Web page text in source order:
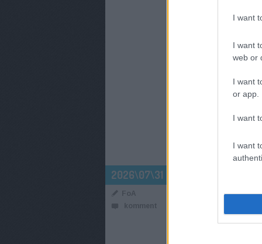
I want
I want
web or
I want
or app.
I want
I want
2026\07\31
FoA
komment
JELENTÉS